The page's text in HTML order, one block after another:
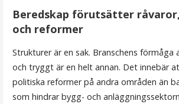
Beredskap förutsätter
och reformer
Strukturer är en sak. Branschens
och tryggt är en helt annan. Det innebär
politiska reformer på andra områden än
som hindrar bygg- och